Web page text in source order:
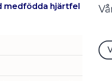
medfödda hjärtfel
undermeny